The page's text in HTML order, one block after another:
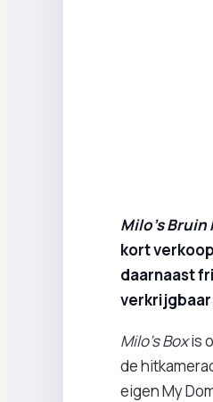
Milo’s Bruin
kort
daarnaast
Milo’s Boxis
de
eigen My